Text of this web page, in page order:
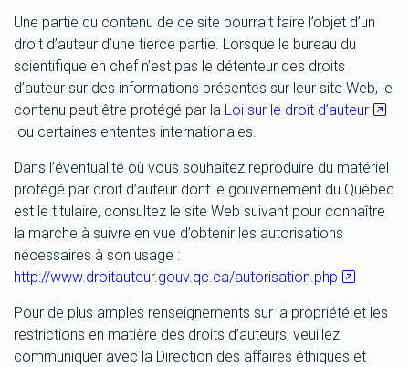
Une partie du contenu de ce site pourrait faire l’objet d’un
droit d’auteur d’une tierce partie. Lorsque le bureau du
scientifique en chef n’est pas le détenteur des droits
d’auteur sur des informations présentes sur leur site Web, le
contenu peut être protégé par la Loi sur le droit d’auteur
ou certaines ententes internationales.
Dans l’éventualité où vous souhaitez reproduire du matériel
protégé par droit d’auteur dont le gouvernement du Québec
est le titulaire, consultez le site Web suivant pour connaître
la marche à suivre en vue d’obtenir les autorisations
nécessaires à son usage :
http://www.droitauteur.gouv.qc.ca/autorisation.php
Pour de plus amples renseignements sur la propriété et les
restrictions en matière des droits d’auteurs, veuillez
communiquer avec la Direction des affaires éthiques et